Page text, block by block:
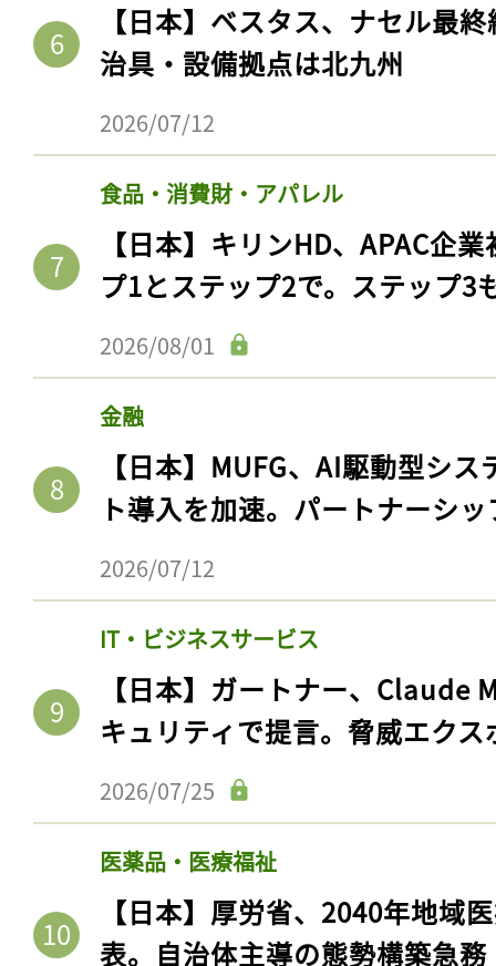
【日本】ベスタス、ナセル最
治具・設備拠点は北九州
2026/07/12
食品・消費財・アパレル
【日本】キリンHD、APAC企
プ1とステップ2で。ステップ3
2026/08/01
金融
【日本】MUFG、AI駆動型シ
ト導入を加速。パートナーシ
2026/07/12
IT・ビジネスサービス
【日本】ガートナー、Claude
キュリティで提言。脅威エク
2026/07/25
医薬品・医療福祉
【日本】厚労省、2040年地域
表。自治体主導の態勢構築急務